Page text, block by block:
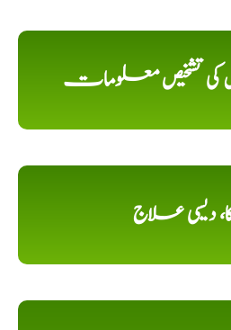
تشخیص معلومات
دیسی علاج